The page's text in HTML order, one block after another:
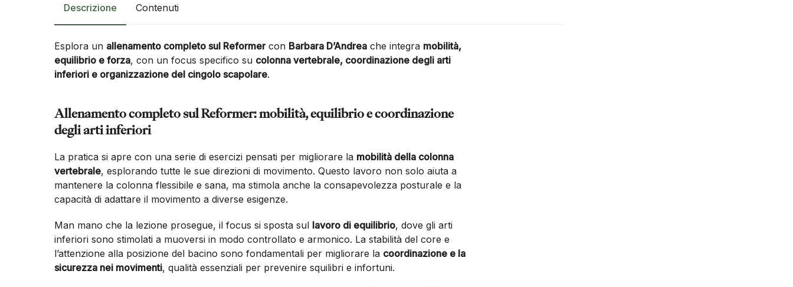
Descrizione Contenuti
Esplora un allenamento completo sul Reformercon Barbara D’Andrea che integra mobilità,
equilibrio e forza, con un focus specifico su colonna vertebrale, coordinazione degli arti
inferiori e organizzazione del cingolo scapolare.
Allenamento completo sul Reformer: mobilità, equilibrioe coordinazione
degli arti inferiori
La pratica si apre con una serie di esercizi pensati per migliorare la mobilità della colonna
vertebrale, esplorando tutte le sue direzioni di movimento. Questo lavoro non solo aiuta a
mantenere la colonna flessibile e sana, ma stimola anche la consapevolezza posturale e la
capacità di adattare il movimento a diverse esigenze.
Man mano che la lezione prosegue, il focus si sposta sul lavoro di equilibrio, dove gli arti
inferiori sono stimolati a muoversi in modo controllato e armonico. La stabilità del core e
l’attenzione alla posizione del bacino sono fondamentali per migliorare la coordinazione e la
sicurezza nei movimenti, qualità essenziali per prevenire squilibri e infortuni.